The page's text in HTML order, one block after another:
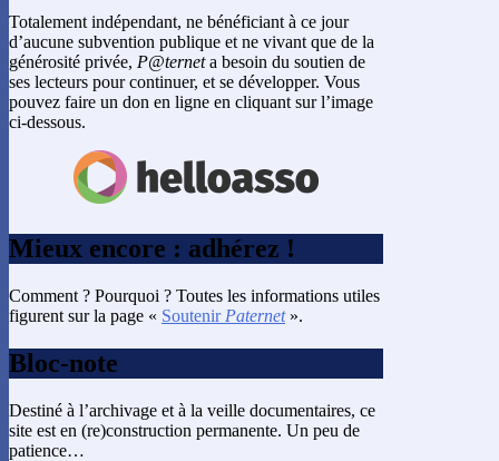
Totalement indépendant, ne bénéficiant à ce jour
d’aucune subvention publique et ne vivant que de la
générosité privée, P@terneta besoin du soutien de
ses lecteurs pour continuer, et se développer. Vous
pouvez faire un don en ligne en cliquant sur l’image
ci-dessous.
Mieux encore : adhérez !
Comment ? Pourquoi ? Toutes les informations utiles
figurent sur la page « Soutenir Paternet».
Bloc-note
Destiné à l’archivage et à la veille documentaires, ce
site est en (re)construction permanente. Un peu de
patience…